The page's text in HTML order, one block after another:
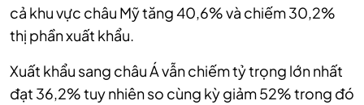
cả khu vực châu Mỹ tăng 40,6% và chiếm 30,2%
thị phần xuất khẩu.
Xuất khẩu sang châu Á vẫn chiếm tỷ trọng lớn nhất
đạt 36,2% tuy nhiên so cùng kỳ giảm 52% trong đó